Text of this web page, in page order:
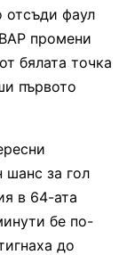
отсъди фаул
промени
бялата точка
първото
шанс за гол
в 64-ата
бе по-
до